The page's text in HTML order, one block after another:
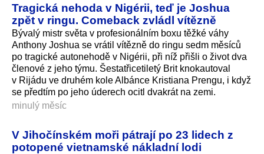
Tragická nehoda v Nigérii, teď je Joshua
zpět v ringu. Comeback zvládl vítězně
Bývalý mistr světa v profesionálním boxu těžké váhy
Anthony Joshua se vrátil vítězně do ringu sedm měsíců
po tragické autonehodě v Nigérii, při níž přišli o život dva
členové z jeho týmu. Šestatřicetiletý Brit knokautoval
v Rijádu ve druhém kole Albánce Kristiana Prengu, i když
se předtím po jeho úderech ocitl dvakrát na zemi.
minulý měsíc
V Jihočínském moři pátrají po 23 lidech z
potopené vietnamské nákladní lodi